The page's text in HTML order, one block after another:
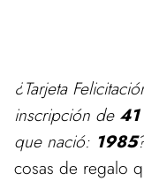
¿Tarjeta
inscripción de 41
que nació: 1985
cosas de regalo